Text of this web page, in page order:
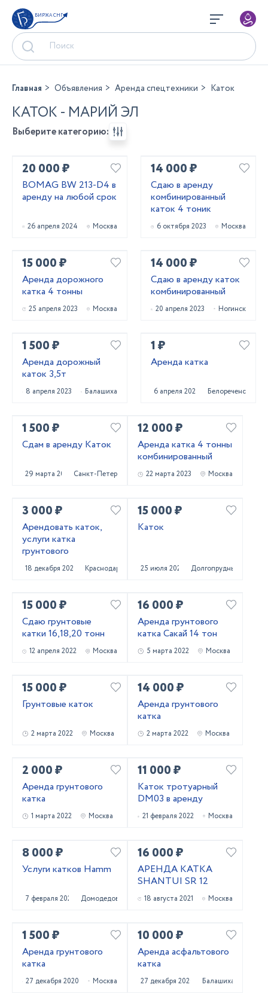
БИРЖА СНГ
Главная Объявления Аренда спецтехники Каток
КАТОК - МАРИЙ ЭЛ
Выберите категорию:
20 000 ₽
BOMAG BW 213-D4 в
аренду на любой срок
26 апреля 2024 Москва
14 000 ₽
Сдаю в аренду
комбинированный
каток 4 тоник
6 октября 2023 Москва
15 000 ₽
Аренда дорожного
катка 4 тонны
25 апреля 2023 Москва
14 000 ₽
Сдаю в аренду каток
комбинированный
20 апреля 2023 Ногинск
1 500 ₽
Аренда дорожный
каток 3,5т
8 апреля 2023 Балашиха
1 ₽
Аренда катка
6 апреля 2023 Белореченск
1 500 ₽
Сдам в аренду Каток
29 марта 2023 Санкт-Петербург
12 000 ₽
Аренда катка 4 тонны
комбинированный
22 марта 2023 Москва
3 000 ₽
Арендовать каток,
услуги катка
грунтового
18 декабря 2022 Краснодар
15 000 ₽
Каток
25 июля 2022 Долгопрудный
15 000 ₽
Сдаю грунтовые
катки 16,18,20 тонн
12 апреля 2022 Москва
16 000 ₽
Аренда грунтового
катка Сакай 14 тон
5 марта 2022 Москва
15 000 ₽
Грунтовые каток
2 марта 2022 Москва
14 000 ₽
Аренда грунтового
катка
2 марта 2022 Москва
2 000 ₽
Аренда грунтового
катка
1 марта 2022 Москва
11 000 ₽
Каток тротуарный
DM03 в аренду
21 февраля 2022 Москва
8 000 ₽
Услуги катков Hamm
7 февраля 2022 Домодедово
16 000 ₽
АРЕНДА КАТКА
SHANTUI SR 12
18 августа 2021 Москва
1 500 ₽
Аренда грунтового
катка
27 декабря 2020 Москва
10 000 ₽
Аренда асфальтового
катка
27 декабря 2020 Балашиха